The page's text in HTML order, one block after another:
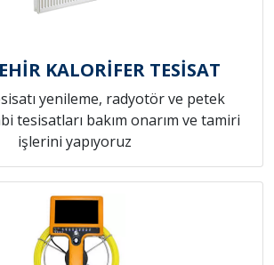
KALORİFER TESİSAT
yenileme, radyotör ve petek
tesisatları bakım onarım ve tamiri
işlerini yapıyoruz